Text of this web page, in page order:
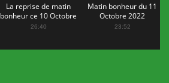
La reprise de matin
bonheur ce 10 Octobre
2022
26:40
Matin bonheur du 11
Octobre 2022
23:52